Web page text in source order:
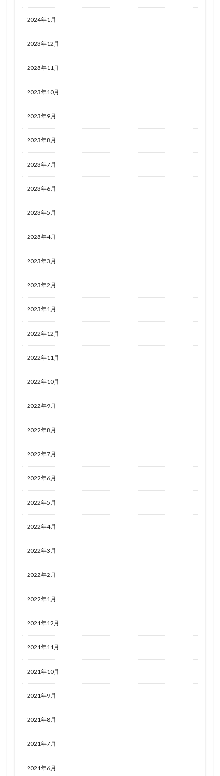
2024年1月
2023年12月
2023年11月
2023年10月
2023年9月
2023年8月
2023年7月
2023年6月
2023年5月
2023年4月
2023年3月
2023年2月
2023年1月
2022年12月
2022年11月
2022年10月
2022年9月
2022年8月
2022年7月
2022年6月
2022年5月
2022年4月
2022年3月
2022年2月
2022年1月
2021年12月
2021年11月
2021年10月
2021年9月
2021年8月
2021年7月
2021年6月